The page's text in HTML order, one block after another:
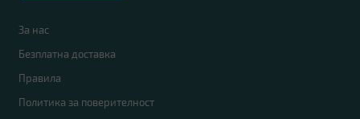
За нас
Безплатна доставка
Правила
Политика за поверителност